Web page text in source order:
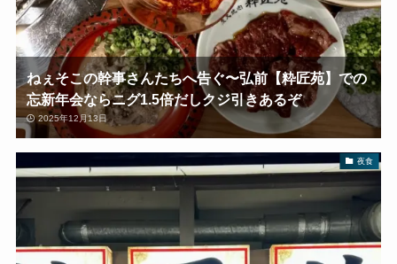
ねぇそこの幹事さんたちへ告ぐ〜弘前【粋匠苑】での
忘新年会ならニグ1.5倍だしクジ引きあるぞ
2025年12月13日
夜食